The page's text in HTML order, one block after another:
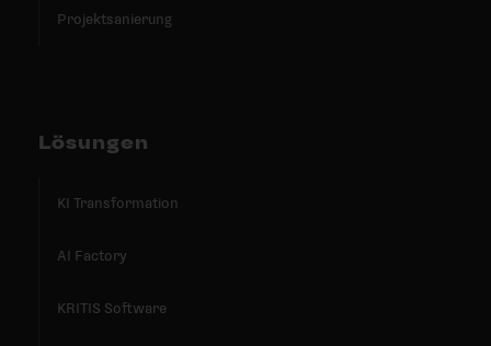
Projektsanierung
Lösungen
KI Transformation
AI Factory
KRITIS Software